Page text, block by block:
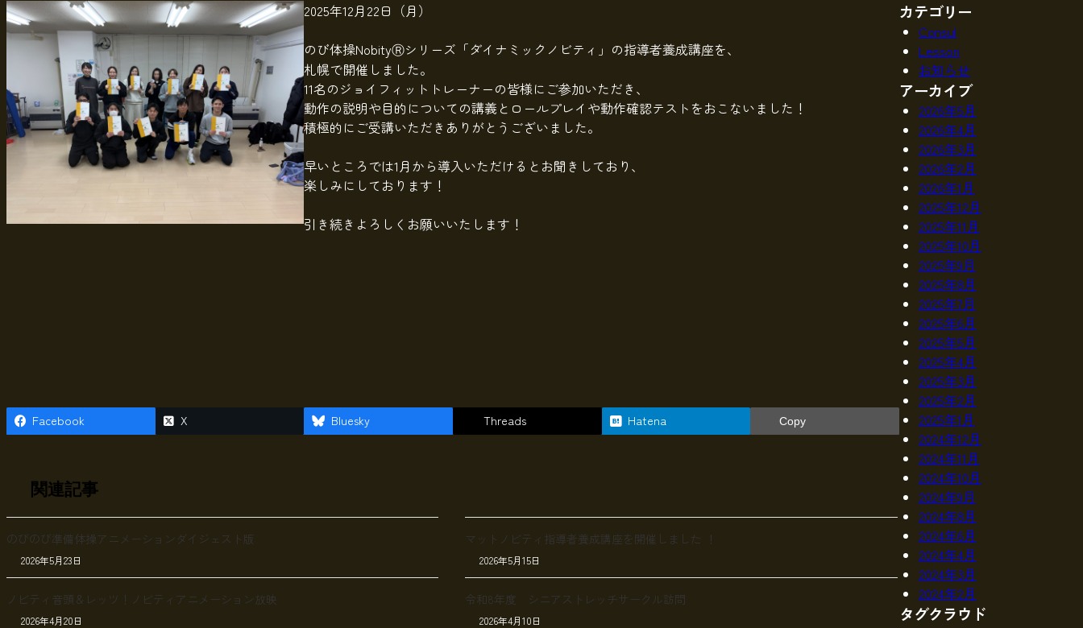
2025年12月22日（月）
のび体操NobityⓇシリーズ「ダイナミックノビティ」の指導者養成講座を、
札幌で開催しました。
11名のジョイフィットトレーナーの皆様にご参加いただき、
動作の説明や目的についての講義とロールプレイや動作確認テストをおこないました！
積極的にご受講いただきありがとうございました。
早いところでは1月から導入いただけるとお聞きしており、
楽しみにしております！
引き続きよろしくお願いいたします！
Facebook X Bluesky Threads Hatena Copy
関連記事
のびのび準備体操アニメーションダイジェスト版
2026年5月23日
マットノビティ指導者養成講座を開催しました ！
2026年5月15日
ノビティ音頭＆レッツ！ノビティアニメーション放映
2026年4月20日
令和8年度 シニアストレッチサークル訪問
2026年4月10日
カテゴリー
Consul
Lesson
お知らせ
アーカイブ
2026年5月
2026年4月
2026年3月
2026年2月
2026年1月
2025年12月
2025年11月
2025年10月
2025年9月
2025年8月
2025年7月
2025年6月
2025年5月
2025年4月
2025年3月
2025年2月
2025年1月
2024年12月
2024年11月
2024年10月
2024年9月
2024年8月
2024年6月
2024年4月
2024年3月
2024年2月
タグクラウド